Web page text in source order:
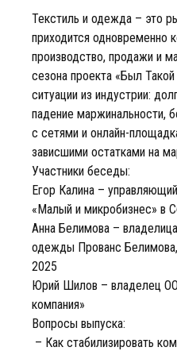
Текстиль и одежда – это
приходится одновременно
производство, продажи и
сезона проекта «Был
ситуации из индустрии:
падение маржинальности,
с сетями и онлайн-
зависшими остатками на
Участники беседы:
Егор Калина –
«Малый и микробизнес» в
Анна Белимова –
одежды Прованс
2025
Юрий Шилов – владелец
компания»
Вопросы выпуска:
– Как стабилизировать